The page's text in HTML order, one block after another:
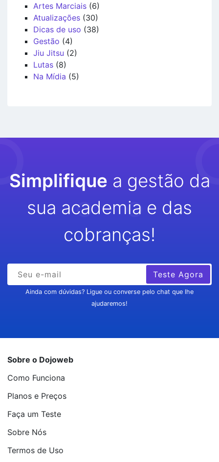
Artes Marciais (6)
Atualizações (30)
Dicas de uso (38)
Gestão (4)
Jiu Jitsu (2)
Lutas (8)
Na Mídia (5)
Simplifique a gestão da
sua academia e das
cobranças!
Teste Agora
Ainda com dúvidas? Ligue ou converse pelo chat que lhe
ajudaremos!
Sobre o Dojoweb
Como Funciona
Planos e Preços
Faça um Teste
Sobre Nós
Termos de Uso